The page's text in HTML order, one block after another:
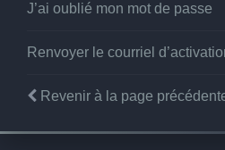
J’ai oublié mon mot de passe
Renvoyer le courriel
Revenir à la page